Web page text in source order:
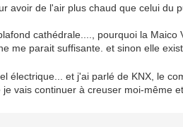
de l'air plus chaud que celui du
cathédrale...., pourquoi la
me parait suffisante. et sinon elle
électrique... et j'ai parlé de KNX, le
je vais continuer à creuser moi-même